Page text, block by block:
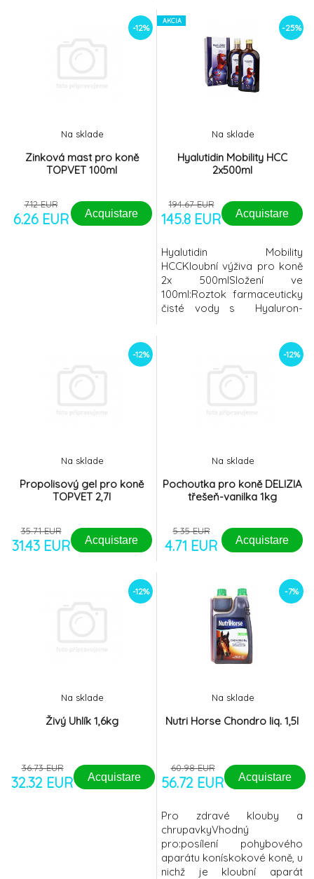
dechová frekvence vede k
dehydrataci a ke ztrátě
králíci, morčata nebo
slepice. Díky své vysoké
absorpční schopnosti a
bezprašnému složení
zajišťuje optimální hygienu
stájí a chlévů. Rabbit Weed
-12%
Zinková mast pro koně
TOPVET 100ml
Na sklade
7.12 EUR
6.26 EUR Acquistare
AKCIA
-25%
Hyalutidin Mobility HCC
2x500ml
Na sklade
194.67 EUR
145.8 EUR Acquistare
Hyalutidin Mobility
HCCKloubní výživa pro koně
2x 500mlSložení ve
100ml:Roztok farmaceuticky
čisté vody s Hyaluron-
45 g.Doplňkové látky:Vitamín
E jako DL-alfa-
-12%
Propolisový gel pro koně
TOPVET 2,7l
Na sklade
35.71 EUR
31.43 EUR Acquistare
-12%
Pochoutka pro koně DELIZIA
třešeň-vanilka 1kg
Na sklade
5.35 EUR
4.71 EUR Acquistare
-12%
Živý Uhlík 1,6kg
Na sklade
36.73 EUR
32.32 EUR Acquistare
-7%
Nutri Horse Chondro liq. 1,5l
Na sklade
60.98 EUR
56.72 EUR Acquistare
Pro zdravé klouby a
chrupavkyVhodný
pro:posílení pohybového
aparátu konískokové koně, u
nichž je kloubní aparát